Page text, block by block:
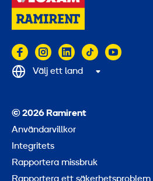
© 2026 Ramirent
Användarvillkor
Integritets
Rapportera missbruk
Välj ett land